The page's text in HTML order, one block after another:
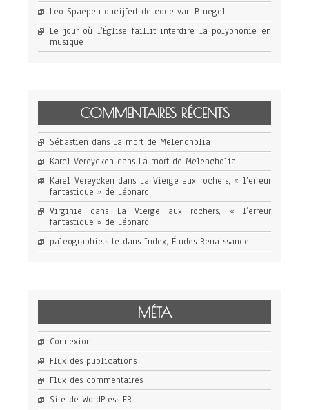
Leo Spaepen oncijfert de code van Bruegel
Le jour où l’Église faillit interdire la polyphonie en
musique
COMMENTAIRES RÉCENTS
Sébastien dans La mort de Melencholia
Karel Vereycken dans La mort de Melencholia
Karel Vereycken dans La Vierge aux rochers, « l’erreur
fantastique » de Léonard
Virginie dans La Vierge aux rochers, « l’erreur
fantastique » de Léonard
paleographie.site dans Index, Études Renaissance
MÉTA
Connexion
Flux des publications
Flux des commentaires
Site de WordPress-FR